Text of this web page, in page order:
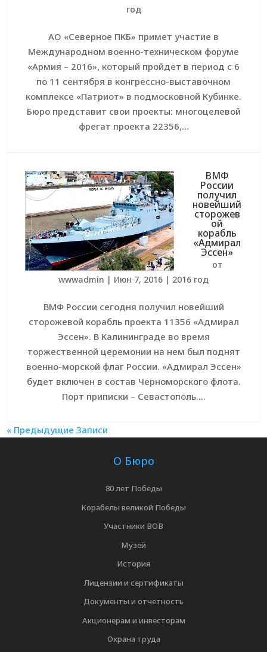
год
АО «Северное ПКБ» примет участие в
Международном военно-техническом форуме
«Армия – 2016», который пройдет в период с 6
по 11 сентября в конгрессно-выставочном
комплексе «Патриот» в подмосковной Кубинке.
Бюро представит свои проекты: многоцелевой
фрегат проекта 22356,...
ВМФ
России
получил
новейший
сторожев
ой
корабль
«Адмирал
Эссен»
от
wwwadmin | Июн 7, 2016 | 2016 год
ВМФ России сегодня получил новейший
сторожевой корабль проекта 11356 «Адмирал
Эссен». В Калининграде во время
торжественной церемонии на нем был поднят
военно-морской флаг России. «Адмирал Эссен»
будет включен в состав Черноморского флота.
Порт приписки – Севастополь....
« Предыдущие Записи
О Бюро
80 лет Победы
Корабелы великой Победы
Участники ВОВ
Музей
История
Лицензии и сертификаты
Документы и отчетность
Акционерам и инвесторам
Охрана труда